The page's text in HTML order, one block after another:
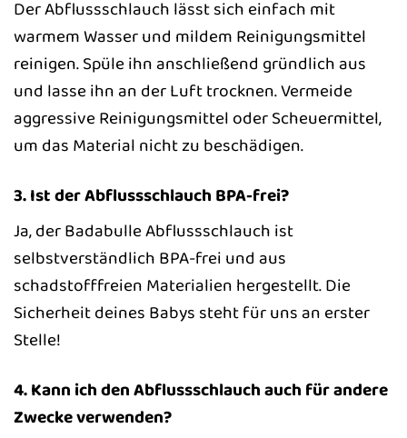
Der Abflussschlauch lässt sich einfach mit
warmem Wasser und mildem Reinigungsmittel
reinigen. Spüle ihn anschließend gründlich aus
und lasse ihn an der Luft trocknen. Vermeide
aggressive Reinigungsmittel oder Scheuermittel,
um das Material nicht zu beschädigen.
3. Ist der Abflussschlauch BPA-frei?
Ja, der Badabulle Abflussschlauch ist
selbstverständlich BPA-frei und aus
schadstofffreien Materialien hergestellt. Die
Sicherheit deines Babys steht für uns an erster
Stelle!
4. Kann ich den Abflussschlauch auch für andere
Zwecke verwenden?